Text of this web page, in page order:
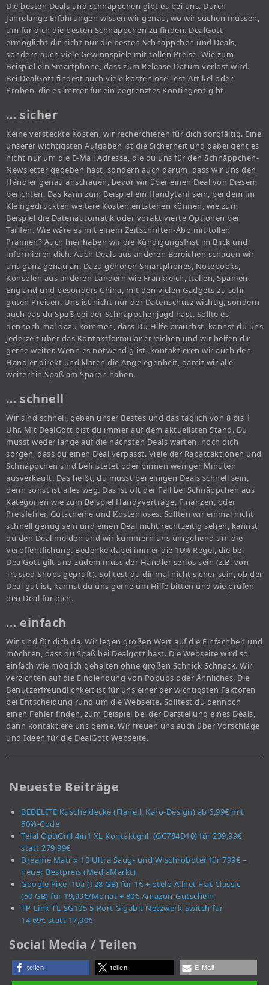
Die besten Deals und schnäppchen gibt es bei uns. Durch
Jahrelange Erfahrungen wissen wir genau, wo wir suchen müssen,
um für dich die besten Schnäppchen zu finden. DealGott
ermöglicht dir nicht nur die besten Schnäppchen und Deals,
sondern auch viele Gewinnspiele mit tollen Preise. Wie zum
Beispiel ein Smartphone, dass zum Release-Datum verlost wird.
Bei DealGott findest auch viele kostenlose Test-Artikel oder
Proben, die es immer für ein begrenztes Kontingent gibt.
… sicher
Keine versteckte Kosten, wir recherchieren für dich sorgfältig. Eine
unserer wichtigsten Aufgaben ist die Sicherheit und dabei geht es
nicht nur um die E-Mail Adresse, die du uns für den Schnäppchen-
Newsletter gegeben hast, sondern auch darum, dass wir uns den
Händler genau anschauen, bevor wir über einen Deal von Diesem
berichten. Das kann zum Beispiel ein Handytarif sein, bei dem im
Kleingedruckten weitere Kosten entstehen können, wie zum
Beispiel die Datenautomatik oder voraktivierte Optionen bei
Tarifen. Wie wäre es mit einem Zeitschriften-Abo mit tollen
Prämien? Auch hier haben wir die Kündigungsfrist im Blick und
informieren dich. Auch Deals aus anderen Bereichen schauen wir
uns ganz genau an. Dazu gehören Smartphones, Notebooks,
Konsolen aus anderen Ländern wie Frankreich, Italien, Spanien,
England und besonders China, mit den vielen Gadgets zu sehr
guten Preisen. Uns ist nicht nur der Datenschutz wichtig, sondern
auch das du Spaß bei der Schnäppchenjagd hast. Sollte es
dennoch mal dazu kommen, dass Du Hilfe brauchst, kannst du uns
jederzeit über das Kontaktformular erreichen und wir helfen dir
gerne weiter. Wenn es notwendig ist, kontaktieren wir auch den
Händler direkt und klären die Angelegenheit, damit wir alle
weiterhin Spaß am Sparen haben.
… schnell
Wir sind schnell, geben unser Bestes und das täglich von 8 bis 1
Uhr. Mit DealGott bist du immer auf dem aktuellsten Stand. Du
musst weder lange auf die nächsten Deals warten, noch dich
sorgen, dass du einen Deal verpasst. Viele der Rabattaktionen und
Schnäppchen sind befristetet oder binnen weniger Minuten
ausverkauft. Das heißt, du musst bei einigen Deals schnell sein,
denn sonst ist alles weg. Das ist oft der Fall bei Schnäppchen aus
Kategorien wie zum Beispiel Handyverträge, Finanzen, oder
Preisfehler, Gutscheine und Kostenloses. Sollten wir einmal nicht
schnell genug sein und einen Deal nicht rechtzeitig sehen, kannst
du den Deal melden und wir kümmern uns umgehend um die
Veröffentlichung. Bedenke dabei immer die 10% Regel, die bei
DealGott gilt und zudem muss der Händler seriös sein (z.B. von
Trusted Shops geprüft). Solltest du dir mal nicht sicher sein, ob der
Deal gut ist, kannst du uns gerne um Hilfe bitten und wie prüfen
den Deal für dich.
… einfach
Wir sind für dich da. Wir legen großen Wert auf die Einfachheit und
möchten, dass du Spaß bei Dealgott hast. Die Webseite wird so
einfach wie möglich gehalten ohne großen Schnick Schnack. Wir
verzichten auf die Einblendung von Popups oder Ähnliches. Die
Benutzerfreundlichkeit ist für uns einer der wichtigsten Faktoren
bei Entscheidung rund um die Webseite. Solltest du dennoch
einen Fehler finden, zum Beispiel bei der Darstellung eines Deals,
dann kontaktiere uns gerne. Wir freuen uns auch über Vorschläge
und Ideen für die DealGott Webseite.
Neueste Beiträge
BEDELITE Kuscheldecke (Flanell, Karo-Design) ab 6,99€ mit
50%-Code
Tefal OptiGrill 4in1 XL Kontaktgrill (GC784D10) für 239,99€
statt 279,99€
Dreame Matrix 10 Ultra Saug- und Wischroboter für 799€ –
neuer Bestpreis (MediaMarkt)
Google Pixel 10a (128 GB) für 1€ + otelo Allnet Flat Classic
(50 GB) für 19,99€/Monat + 80€ Amazon-Gutschein
TP-Link TL-SG105 5-Port Gigabit Netzwerk-Switch für
14,69€ statt 17,90€
Social Media / Teilen
teilen teilen E-Mail